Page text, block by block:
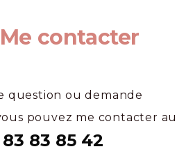
Me contacter
question ou demande
pouvez me contacter au
83 85 42